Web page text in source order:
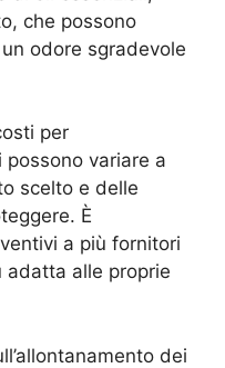
che possono
odore sgradevole
per
possono variare a
scelto e delle
È
a più fornitori
adatta alle proprie
dei